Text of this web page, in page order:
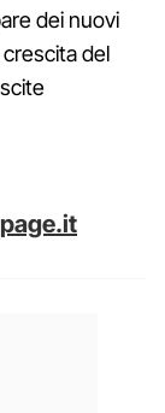
dei nuovi
del